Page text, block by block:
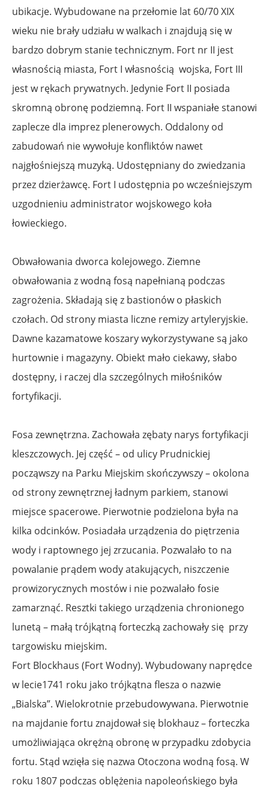
ubikacje. Wybudowane na przełomie lat 60/70 XIX
wieku nie brały udziału w walkach i znajdują się w
bardzo dobrym stanie technicznym. Fort nr II jest
własnością miasta, Fort I własnością wojska, Fort III
jest w rękach prywatnych. Jedynie Fort II posiada
skromną obronę podziemną. Fort II wspaniałe stanowi
zaplecze dla imprez plenerowych. Oddalony od
zabudowań nie wywołuje konfliktów nawet
najgłośniejszą muzyką. Udostępniany do zwiedzania
przez dzierżawcę. Fort I udostępnia po wcześniejszym
uzgodnieniu administrator wojskowego koła
łowieckiego.
Obwałowania dworca kolejowego. Ziemne
obwałowania z wodną fosą napełnianą podczas
zagrożenia. Składają się z bastionów o płaskich
czołach. Od strony miasta liczne remizy artyleryjskie.
Dawne kazamatowe koszary wykorzystywane są jako
hurtownie i magazyny. Obiekt mało ciekawy, słabo
dostępny, i raczej dla szczególnych miłośników
fortyfikacji.
Fosa zewnętrzna. Zachowała zębaty narys fortyfikacji
kleszczowych. Jej część – od ulicy Prudnickiej
począwszy na Parku Miejskim skończywszy – okolona
od strony zewnętrznej ładnym parkiem, stanowi
miejsce spacerowe. Pierwotnie podzielona była na
kilka odcinków. Posiadała urządzenia do piętrzenia
wody i raptownego jej zrzucania. Pozwalało to na
powalanie prądem wody atakujących, niszczenie
prowizorycznych mostów i nie pozwalało fosie
zamarznąć. Resztki takiego urządzenia chronionego
lunetą – małą trójkątną forteczką zachowały się przy
targowisku miejskim.
Fort Blockhaus (Fort Wodny). Wybudowany naprędce
w lecie1741 roku jako trójkątna flesza o nazwie
„Bialska”. Wielokrotnie przebudowywana. Pierwotnie
na majdanie fortu znajdował się blokhauz – forteczka
umożliwiająca okrężną obronę w przypadku zdobycia
fortu. Stąd wzięła się nazwa Otoczona wodną fosą. W
roku 1807 podczas oblężenia napoleońskiego była